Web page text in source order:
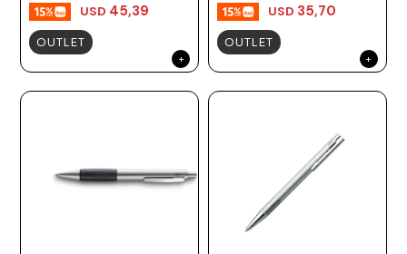
USD 45,39
OUTLET
USD 35,70
OUTLET